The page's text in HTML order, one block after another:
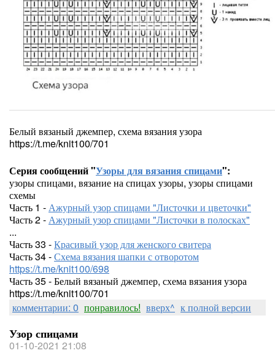
Белый вязаный джемпер, схема вязания узора
https://t.me/knit100/701
Серия сообщений "Узоры для вязания спицами":
узоры спицами, вязание на спицах узоры, узоры спицами
схемы
Часть 1 - Ажурный узор спицами "Листочки и цветочки"
Часть 2 - Ажурный узор спицами "Листочки в полосках"
...
Часть 33 -Красивый узор для женского свитера
Часть 34 -Схема вязания шапки с отворотом
https://t.me/knit100/698
Часть 35 - Белый вязаный джемпер, схема вязания узора
https://t.me/knit100/701
комментарии: 0 понравилось! вверх^ к полной версии
Узор спицами
01-10-2021 21:08